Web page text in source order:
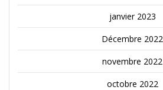
janvier 2023
Décembre 2022
novembre 2022
octobre 2022